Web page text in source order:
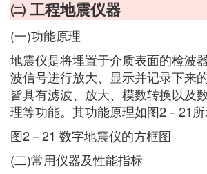
㈡ 工程地震仪器
(一)功能原理
地震仪是将埋置于介质表面的检波
波信号进行放大、显示并记录下来
皆具有滤波、放大、模数转换以及
理等功能。其功能原理如图2－21所
图2－21 数字地震仪的方框图
(二)常用仪器及性能指标